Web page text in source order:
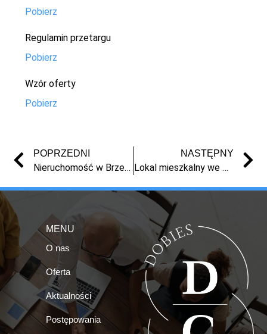
Pobierz
Regulamin przetargu
Pobierz
Wzór oferty
Pobierz
POPRZEDNI
Nieruchomość w Brzeźnie
NASTĘPNY
Lokal mieszkalny we Włocławku, Al. Chopina
MENU
O nas
Oferta
Aktualności
Postępowania